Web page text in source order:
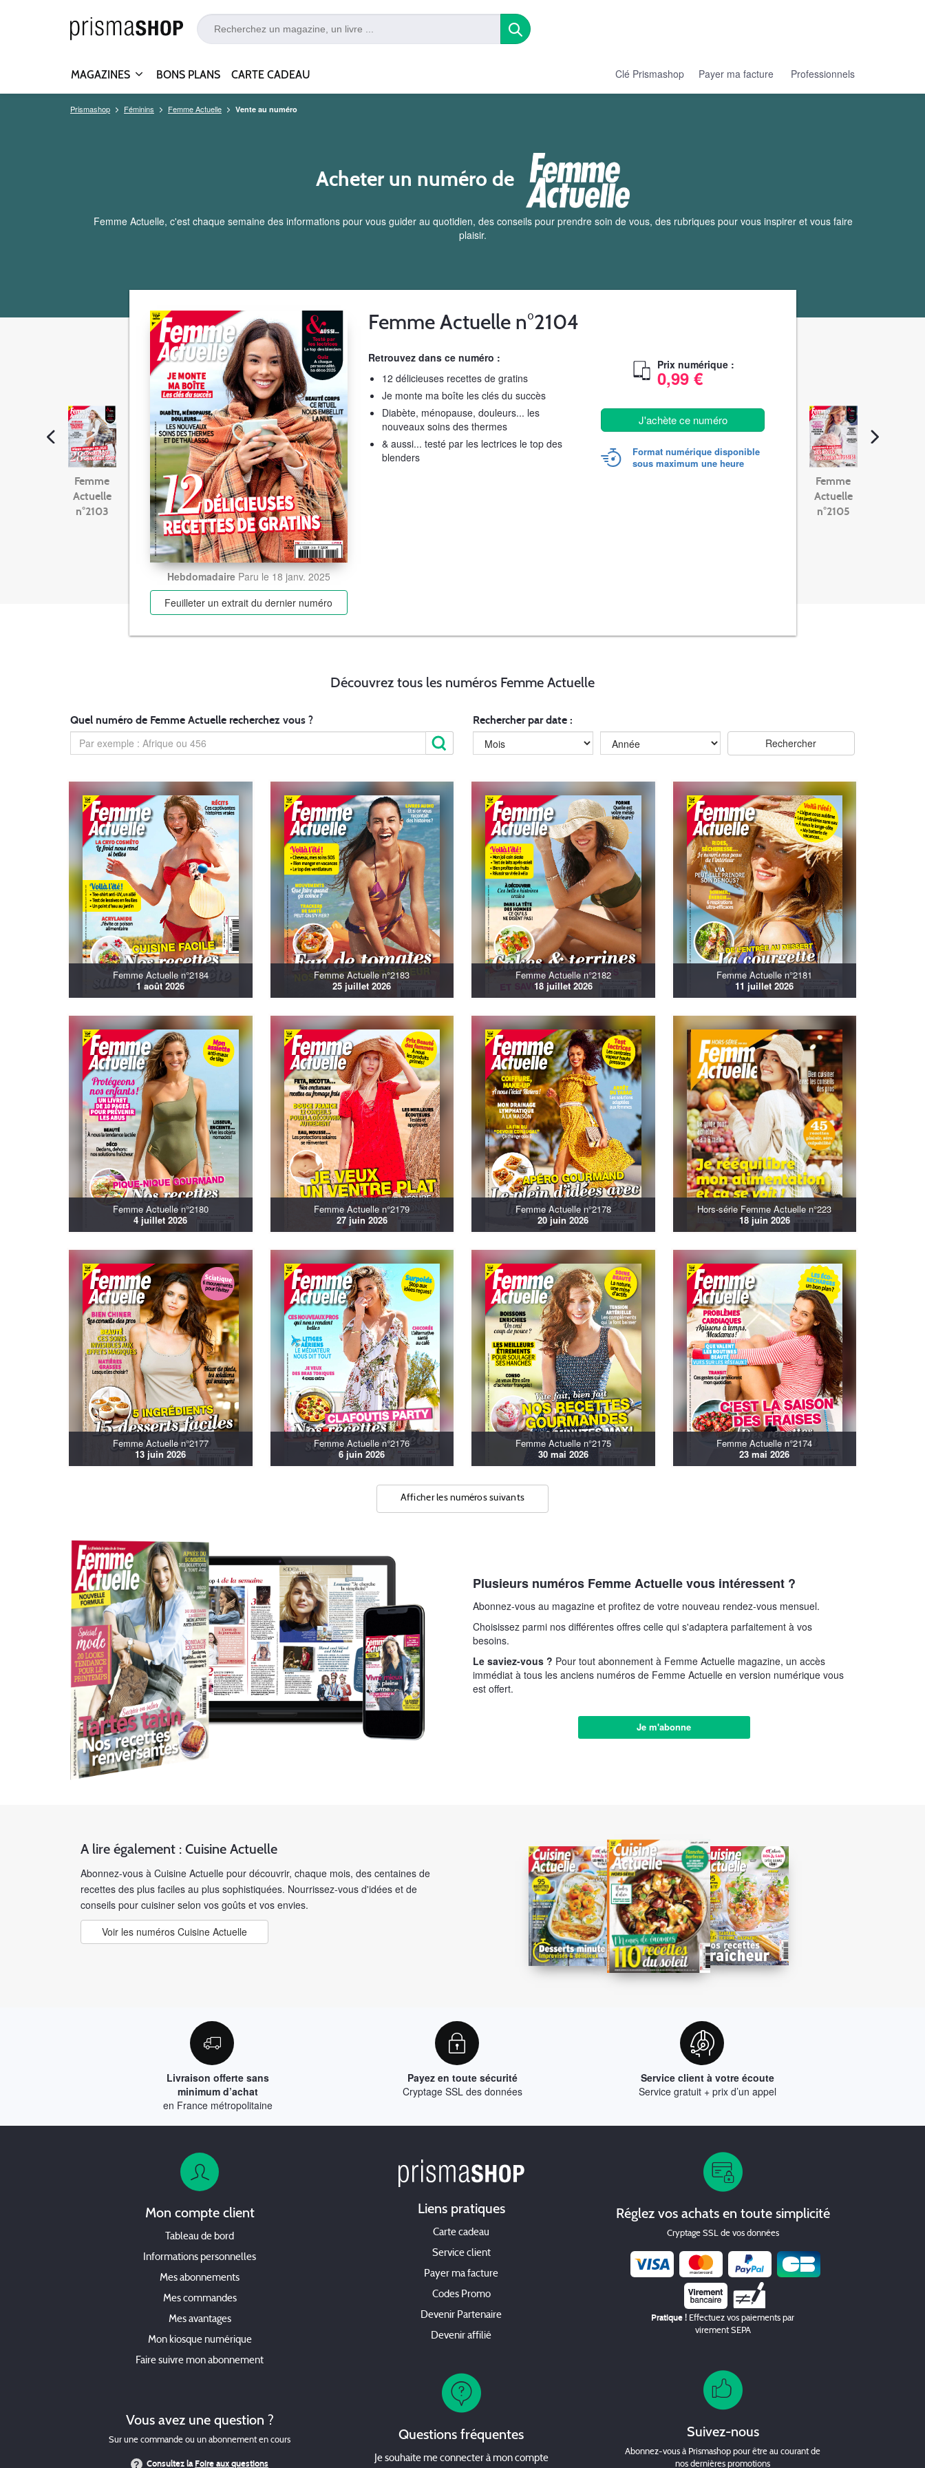
MAGAZINES BONS PLANS CARTE CADEAU Clé Prismashop Payer ma facture Professionnels
Prismashop Féminins Femme Actuelle Vente au numéro
Acheter un numéro de
Femme Actuelle, c'est chaque semaine des informations pour vous guider au quotidien, des conseils pour prendre soin de vous, des rubriques pour vous inspirer et vous faire
plaisir.
Femme
Actuelle
n°2103
Hebdomadaire Paru le 18 janv. 2025
Feuilleter un extraitdu dernier numéro
Femme Actuelle n°2104
Retrouvez dans ce numéro :
12 délicieuses recettes de gratins
Je monte ma boîte les clés du succès
Diabète, ménopause, douleurs... les
nouveaux soins des thermes
& aussi... testé par les lectrices le top des
blenders
Prix numérique :
0,99 €
J'achète ce numéro
Format numérique disponible
sous maximum une heure
Femme
Actuelle
n°2105
Découvrez tous les numéros Femme Actuelle
Quel numéro de Femme Actuelle recherchez vous ? Rechercher par date :
Femme Actuelle n°2184
1 août 2026
Femme Actuelle n°2183
25 juillet 2026
Femme Actuelle n°2182
18 juillet 2026
Femme Actuelle n°2181
11 juillet 2026
Femme Actuelle n°2180
4 juillet 2026
Femme Actuelle n°2179
27 juin 2026
Femme Actuelle n°2178
20 juin 2026
Hors-série Femme Actuelle n°223
18 juin 2026
Femme Actuelle n°2177
13 juin 2026
Femme Actuelle n°2176
6 juin 2026
Femme Actuelle n°2175
30 mai 2026
Femme Actuelle n°2174
23 mai 2026
Afficher les numéros suivants
Plusieurs numéros Femme Actuelle vous intéressent ?
Abonnez-vous au magazine et profitez de votre nouveau rendez-vous mensuel.
Choisissez parmi nos différentes offres celle qui s'adaptera parfaitement à vos
besoins.
Le saviez-vous ? Pour tout abonnement à Femme Actuelle magazine, un accès
immédiat à tous les anciens numéros de Femme Actuelle en version numérique vous
est offert.
Je m'abonne
A lire également : Cuisine Actuelle
Abonnez-vous à Cuisine Actuelle pour découvrir, chaque mois, des centaines de
recettes des plus faciles au plus sophistiquées. Nourrissez-vous d'idées et de
conseils pour cuisiner selon vos goûts et vos envies.
Voir les numéros Cuisine Actuelle
Livraison offerte sans
minimum d’achat
en France métropolitaine
Payez en toute sécurité
Cryptage SSL des données
Service client à votre écoute
Service gratuit + prix d’un appel
Mon compte client
Tableau de bord
Informations personnelles
Mes abonnements
Mes commandes
Mes avantages
Mon kiosque numérique
Faire suivre mon abonnement
Vous avez une question ?
Sur une commande ou un abonnement en cours
Consultez laFoire aux questions
Liens pratiques
Carte cadeau
Service client
Payer ma facture
Codes Promo
Devenir Partenaire
Devenir affilié
Questions fréquentes
Je souhaite me connecter à mon compte
Réglez vos achats en toute simplicité
Cryptage SSL de vos données
Chèque
Pratique ! Effectuez vos paiements par
virement SEPA
Suivez-nous
Abonnez-vous à Prismashop pour être au courant de
nos dernières promotions